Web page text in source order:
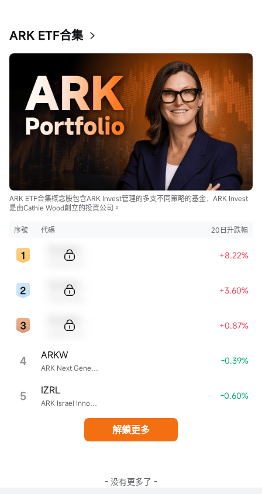
ARK ETF合集
ARK ETF合集概念股包含ARK Invest管理的多支不同策略的基金，ARK Invest
是由Cathie Wood創立的投資公司。
序號 代碼 20日升跌幅
+8.22%
+3.60%
+0.87%
4 ARK Next Generation Internet ETF
ARKW -0.39%
5 ARK Israel Innovative Technology ETF
IZRL -0.60%
解鎖更多
- 没有更多了 -